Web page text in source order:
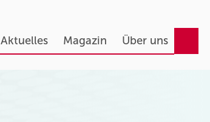
Aktuelles Magazin Über uns